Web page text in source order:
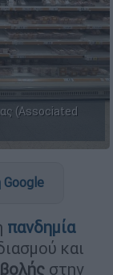
(Associated
πανδημία
και
στην